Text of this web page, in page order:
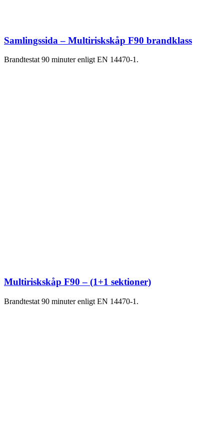
Samlingssida – Multiriskskåp F90 brandklass
Brandtestat 90 minuter enligt EN 14470-1.
Multiriskskåp F90 – (1+1 sektioner)
Brandtestat 90 minuter enligt EN 14470-1.